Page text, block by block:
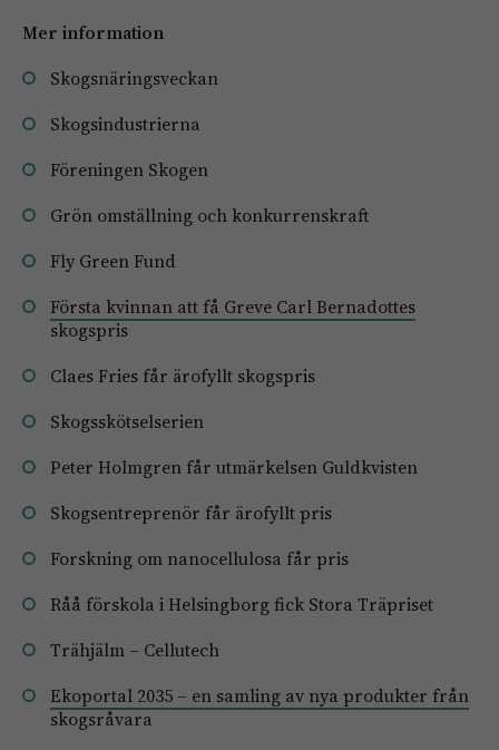
Mer information
Skogsnäringsveckan
Skogsindustrierna
Föreningen Skogen
Grön omställning och konkurrenskraft
Fly Green Fund
Första kvinnan att få Greve Carl Bernadottes
skogspris
Claes Fries får ärofyllt skogspris
Skogsskötselserien
Peter Holmgren får utmärkelsen Guldkvisten
Skogsentreprenör får ärofyllt pris
Forskning om nanocellulosa får pris
Råå förskola i Helsingborg fick Stora Träpriset
Trähjälm – Cellutech
Ekoportal 2035 – en samling av nya produkter från
skogsråvara